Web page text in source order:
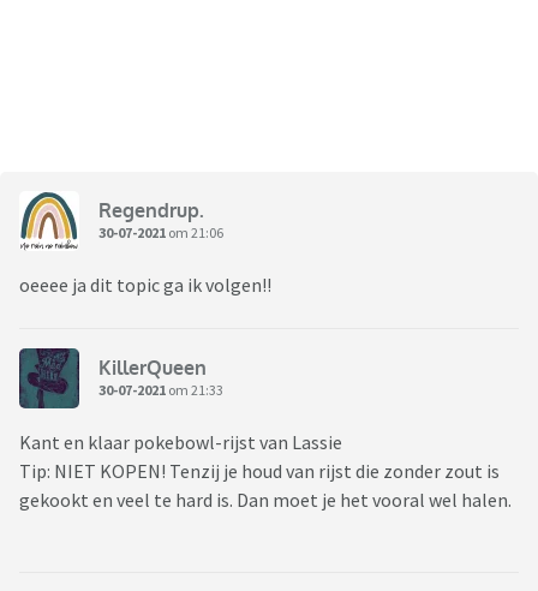
Regendrup.
30-07-2021 om 21:06
oeeee ja dit topic ga ik volgen!!
KillerQueen
30-07-2021 om 21:33
Kant en klaar pokebowl-rijst van Lassie
Tip: NIET KOPEN! Tenzij je houd van rijst die zonder zout is
gekookt en veel te hard is. Dan moet je het vooral wel halen.